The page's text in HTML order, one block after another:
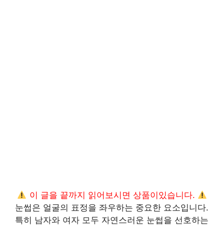
이 글을 끝까지 읽어보시면 상품이있습니다.
눈썹은 얼굴의 표정을 좌우하는 중요한 요소입니다.
특히 남자와 여자 모두 자연스러운 눈썹을 선호하는